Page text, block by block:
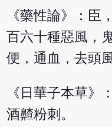
《藥性論》：臣
百六十種惡風，
便，通血，去頭
《日華子本草》
酒齄粉刺。